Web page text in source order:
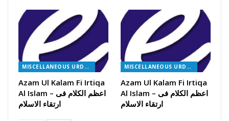
MISCELLANEOUS URDU BOOKS
Azam Ul Kalam Fi Irtiqa
Al Islam – اعظم الکلام فی
ارتقاء الاسلام
MISCELLANEOUS URDU BOOKS
Azam Ul Kalam Fi Irtiqa
Al Islam – اعظم الکلام فی
ارتقاء الاسلام